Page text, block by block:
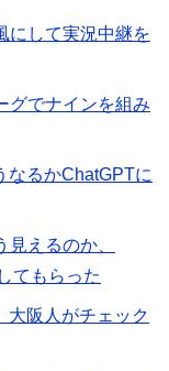
にして実況中継を
グでナインを組み
なるかChatGPTに
えるのか、
てもらった
阪人がチェック